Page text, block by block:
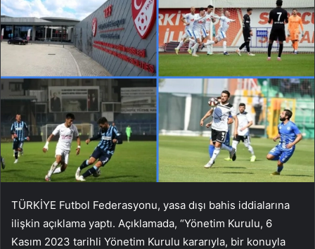
TÜRKİYE Futbol Federasyonu, yasa dışı bahis iddialarına
ilişkin açıklama yaptı. Açıklamada, “Yönetim Kurulu, 6
Kasım 2023 tarihli Yönetim Kurulu kararıyla, bir konuyla